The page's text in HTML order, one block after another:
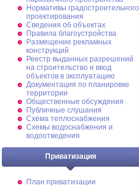
Нормативы градостроительного
проектирования
Сведения об объектах
Правила благоустройства
Размещение рекламных
конструкций
Реестр выданных разрешений
на строительство и ввод
объектов в эксплуатацию
Документация по планировке
территории
Общественные обсуждения
Публичные слушания
Схема теплоснабжения
Схемы водоснабжения и
водоотведения
Приватизация
План приватизации